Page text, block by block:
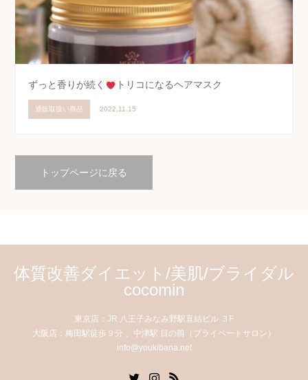
ずっと香りが続く トリコになるヘアマスク
通販取扱い商品 2022.11.15
トップページに戻る
体質改善ダイエット/美肌/ブライダル
cocomin
東京店：JR 八王子みなみ野駅直結ビル ３F
大阪店：梅田駅徒歩９分 、中津駅 目の前（プライベートサロン）
info@youkibana.net